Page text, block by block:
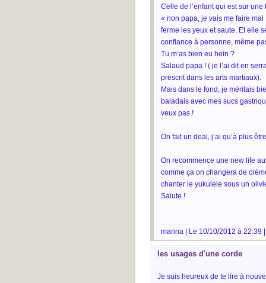
Celle de l’enfant qui est sur
« non papa, je vais me faire
ferme les yeux et saute. Et elle
confiance à personne, même
Tu m’as bien eu hein ?
Salaud papa ! ( je l’ai dit en
prescrit dans les arts martiaux).
Mais dans le fond, je méritais
baladais avec mes sucs
veux pas !
On fait un deal, j’ai qu’à plus
On recommence une new life
comme ça on changera de
chanter le yukulele sous un
Salute !
marina | Le 10/10/2012 à 22:39
les usages d'une corde
Je suis heureux de te lire à